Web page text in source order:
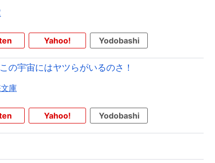
Yahoo! Yodobashi
の宇宙にはヤツらがいるのさ！
庫
Yahoo! Yodobashi